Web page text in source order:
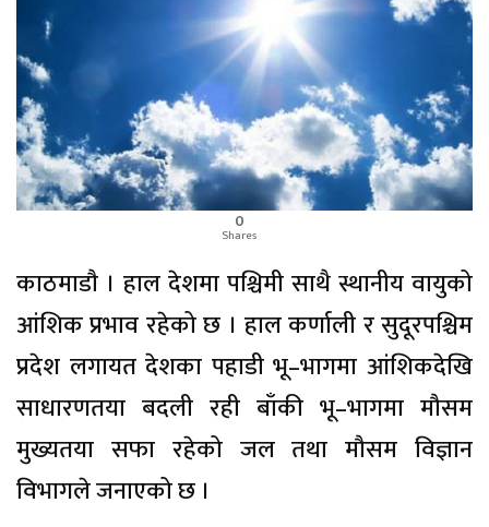
0
Shares
काठमाडाै । हाल देशमा पश्चिमी साथै स्थानीय वायुको
आंशिक प्रभाव रहेको छ । हाल कर्णाली र सुदूरपश्चिम
प्रदेश लगायत देशका पहाडी भू–भागमा आंशिकदेखि
साधारणतया बदली रही बाँकी भू–भागमा मौसम
मुख्यतया सफा रहेको जल तथा मौसम विज्ञान
विभागले जनाएको छ ।